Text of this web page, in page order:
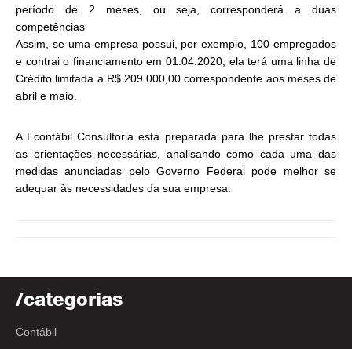
/categorias
Contábil
período de 2 meses, ou seja, corresponderá a duas
competências
Assim, se uma empresa possui, por exemplo, 100 empregados
e contrai o financiamento em 01.04.2020, ela terá uma linha de
Crédito limitada a R$ 209.000,00 correspondente aos meses de
abril e maio.
A Econtábil Consultoria está preparada para lhe prestar todas
as orientações necessárias, analisando como cada uma das
medidas anunciadas pelo Governo Federal pode melhor se
adequar às necessidades da sua empresa.